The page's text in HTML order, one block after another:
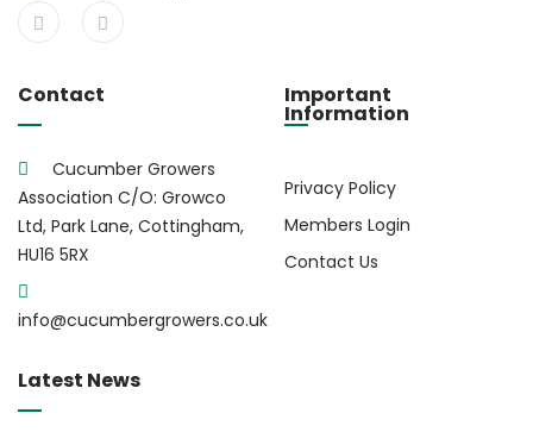
Contact
Cucumber Growers
Association C/O: Growco
Ltd, Park Lane, Cottingham,
HU16 5RX
info@cucumbergrowers.co.uk
Important
Information
Privacy Policy
Members Login
Contact Us
Latest News